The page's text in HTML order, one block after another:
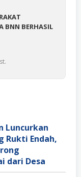
BNN BERHASIL
Luncurkan
Rukti Endah,
dari Desa